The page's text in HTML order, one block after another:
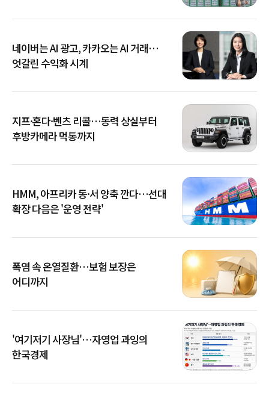
네이버는 AI 광고, 카카오는 AI 거래…
엇갈린 수익화 시계
지프·혼다·벤츠 리콜…동력 상실부터
후방카메라 먹통까지
HMM, 아프리카 동·서 양축 깐다…선대
확장 다음은 '운영 전략'
폭염 속 온열질환…보험 보장은
어디까지
'여기저기 사장님'…자영업 과잉의
한국경제